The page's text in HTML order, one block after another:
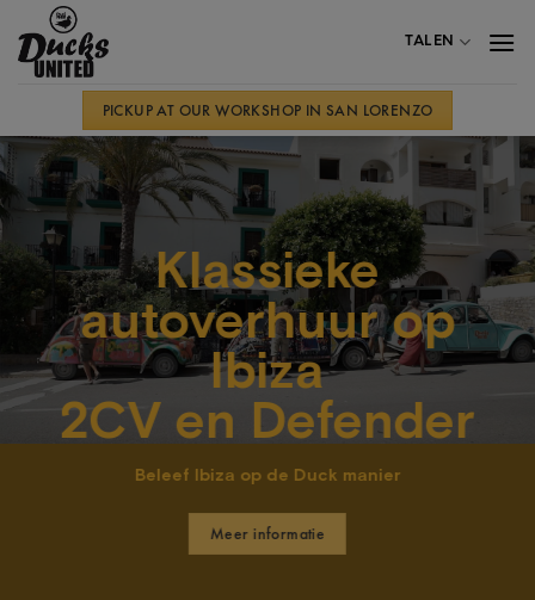
Overslaan
TALEN
PICKUP AT OUR WORKSHOP IN SAN LORENZO
Klassieke
autoverhuur op
Ibiza
2CV en Defender
Beleef Ibiza op de Duck manier
Meer informatie